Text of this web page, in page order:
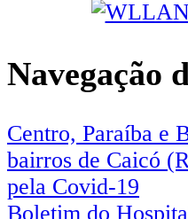
Navegação
Centro, Paraíba e
bairros de Caicó
pela Covid-19
Boletim do